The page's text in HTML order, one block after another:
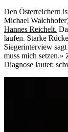
Den Österreichern
Michael
Hannes Reichelt.
laufen. Starke
Siegerinterview
muss mich
Diagnose lautet: